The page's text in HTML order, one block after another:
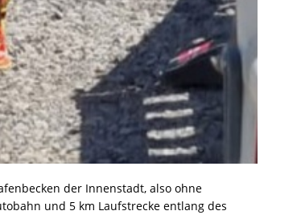
der Innenstadt, also ohne
und 5 km Laufstrecke entlang des